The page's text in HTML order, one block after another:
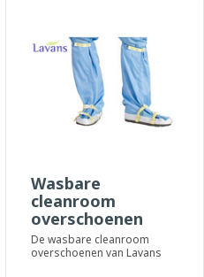
Wasbare
cleanroom
overschoenen
De wasbare cleanroom
overschoenen van Lavans